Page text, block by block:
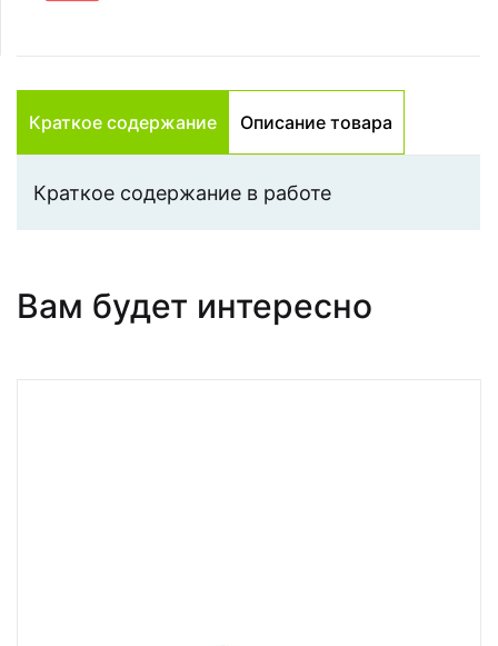
Краткое содержание Описание товара
Краткое содержание в работе
Вам будет интересно